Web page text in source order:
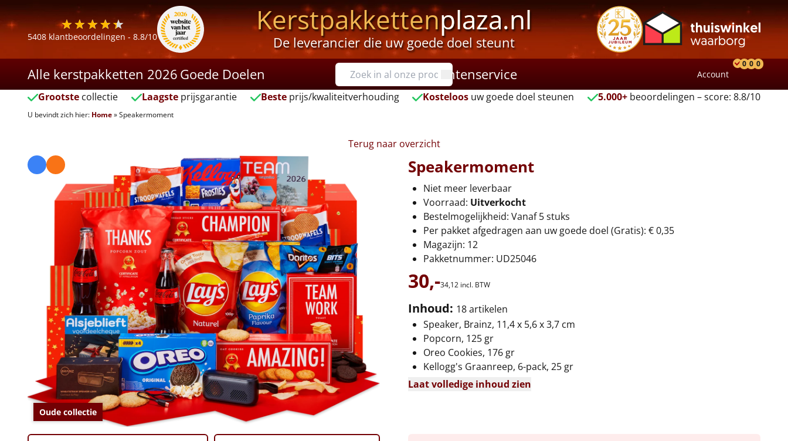
5408 klantbeoordelingen - 8.8/10 Kerstpakkettenplaza.nl
De leverancier die uw goede doel steunt
Alle kerstpakketten 2026 Goede Doelen Klantenservice Account
0 0 0
Grootste collectie Laagsteprijsgarantie Besteprijs/kwaliteitverhouding Kosteloos uw goede doel steunen 5.000+ beoordelingen – score: 8.8/10
U bevindt zich hier: Home»Speakermoment
Terug naar overzicht
Oude collectie
Speakermoment
Niet meer leverbaar
Voorraad: Uitverkocht
Bestelmogelijkheid: Vanaf 5 stuks
Per pakket afgedragen aan uw goede doel (Gratis): € 0,35
Magazijn: 12
Pakketnummer: UD25046
30,-34,12 incl. BTW
Inhoud: 18 artikelen
Speaker, Brainz, 11,4 x 5,6 x 3,7 cm
Popcorn, 125 gr
Oreo Cookies, 176 gr
Kellogg's Graanreep, 6-pack, 25 gr
Laat volledige inhoud zien